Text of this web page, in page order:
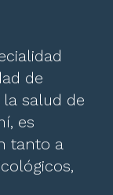
de
salud de
es
tanto a